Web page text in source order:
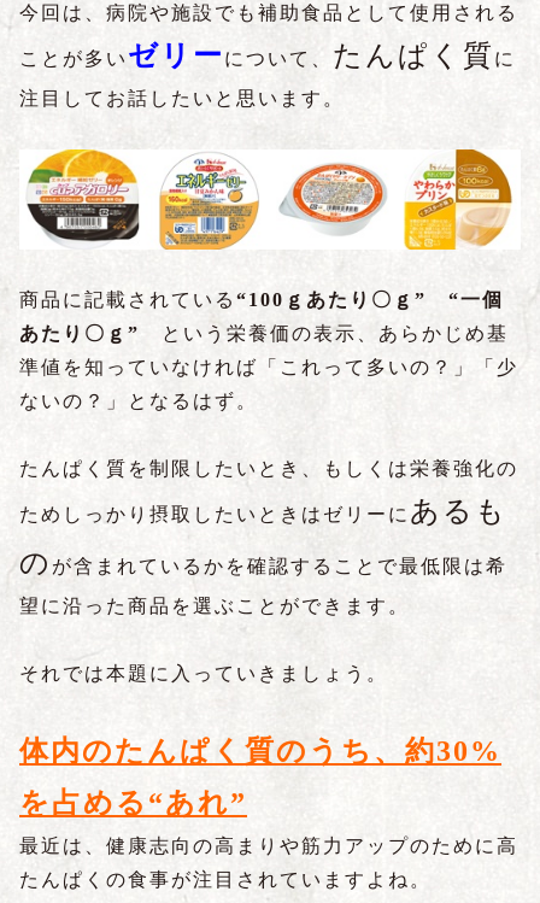
今回は、病院や施設でも補助食品として使用される
ことが多い ゼリー について、 たんぱく質 に
注目してお話したいと思います。
商品に記載されている “100ｇあたり〇ｇ”
“一個
あたり〇ｇ”
という栄養価の表示、あらかじめ基
準値を知っていなければ「これって多いの？」「少
ないの？」となるはず。
たんぱく質を制限したいとき、もしくは栄養強化の
ためしっかり摂取したいときはゼリーに あるも
の が含まれているかを確認することで最低限は希
望に沿った商品を選ぶことができます。
それでは本題に入っていきましょう。
体内のたんぱく質のうち、約30%
を占める“あれ”
最近は、健康志向の高まりや筋力アップのために高
たんぱくの食事が注目されていますよね。